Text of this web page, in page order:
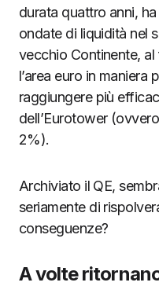
durata quattro anni,
ondate di liquidità nel
vecchio Continente,
l’area euro in maniera
raggiungere più
dell’Eurotower
2%).
Archiviato il QE,
seriamente di
conseguenze?
A volte